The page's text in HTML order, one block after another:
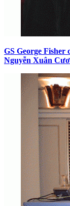
GS George Fisher
Nguyễn Xuân